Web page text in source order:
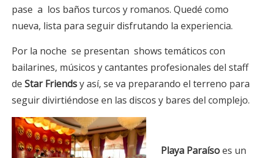
pase a los baños turcos y romanos. Quedé como
nueva, lista para seguir disfrutando la experiencia.
Por la noche se presentan shows temáticos con
bailarines, músicos y cantantes profesionales del staff
de Star Friendsy así, se va preparando el terreno para
seguir divirtiéndose en las discos y bares del complejo.
Playa Paraísoes un